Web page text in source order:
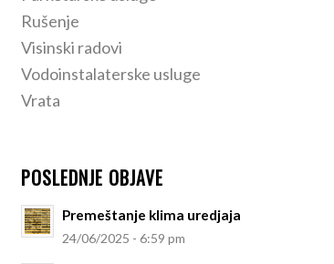
Rušenje
Visinski radovi
Vodoinstalaterske usluge
Vrata
POSLEDNJE OBJAVE
Premeštanje klima uredjaja
24/06/2025 - 6:59 pm